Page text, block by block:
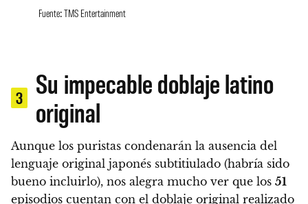
Fuente: TMS Entertainment
3
Su impecable doblaje latino
original
Aunque los puristas condenarán la ausencia del
lenguaje original japonés subtitiulado (habría sido
bueno incluirlo), nos alegra mucho ver que los 51
episodios cuentan con el doblaje original realizado